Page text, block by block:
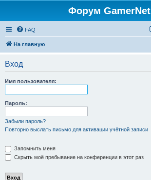
Форум GamerNet
FAQ
На главную
Вход
Имя пользователя:
Пароль:
Забыли пароль?
Повторно выслать письмо для активации учётной записи
Запомнить меня
Скрыть моё пребывание на конференции в этот раз